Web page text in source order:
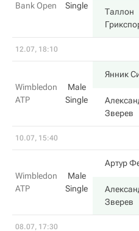
Bank Open
Single
Таллон
12.07, 18:10
Wimbledon
ATP
Male
Single
Янник
Зверев
10.07, 15:40
Wimbledon
ATP
Male
Single
Артур
Зверев
08.07, 17:30